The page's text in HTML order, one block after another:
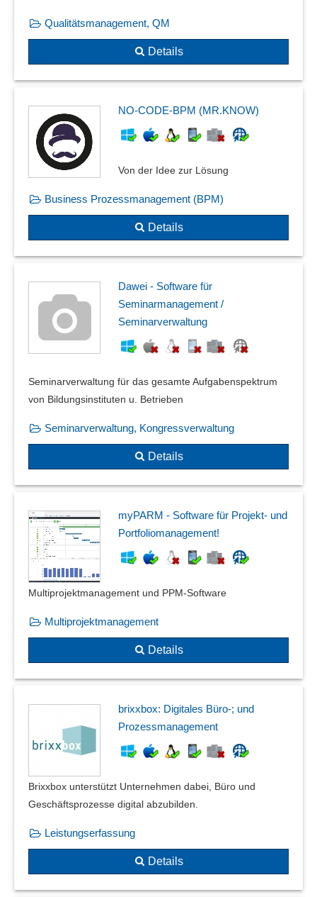
XML-Schnittstelle
XML-Unterstützung
Zeiterfassung -Schnittstellen
Qualitätsmanagement, QM
Details
NO-CODE-BPM (MR.KNOW)
Von der Idee zur Lösung
Business Prozessmanagement (BPM)
Details
Dawei - Software für
Seminarmanagement /
Seminarverwaltung
Seminarverwaltung für das gesamte Aufgabenspektrum
von Bildungsinstituten u. Betrieben
Seminarverwaltung, Kongressverwaltung
Details
myPARM - Software für Projekt- und
Portfoliomanagement!
Multiprojektmanagement und PPM-Software
Multiprojektmanagement
Details
brixxbox: Digitales Büro-; und
Prozessmanagement
Brixxbox unterstützt Unternehmen dabei, Büro und
Geschäftsprozesse digital abzubilden.
Leistungserfassung
Details